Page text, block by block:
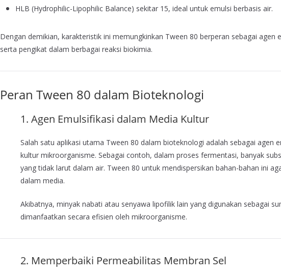
HLB (Hydrophilic-Lipophilic Balance) sekitar 15, ideal untuk emulsi berbasis air.
Dengan demikian, karakteristik ini memungkinkan Tween 80 berperan sebagai agen
serta pengikat dalam berbagai reaksi biokimia.
Peran Tween 80 dalam Bioteknologi
1. Agen Emulsifikasi dalam Media Kultur
Salah satu aplikasi utama Tween 80 dalam bioteknologi adalah sebagai agen
kultur mikroorganisme. Sebagai contoh, dalam proses fermentasi, banyak
yang tidak larut dalam air. Tween 80 untuk mendispersikan bahan-bahan ini
dalam media.
Akibatnya, minyak nabati atau senyawa lipofilik lain yang digunakan sebagai
dimanfaatkan secara efisien oleh mikroorganisme.
2. Memperbaiki Permeabilitas Membran Sel